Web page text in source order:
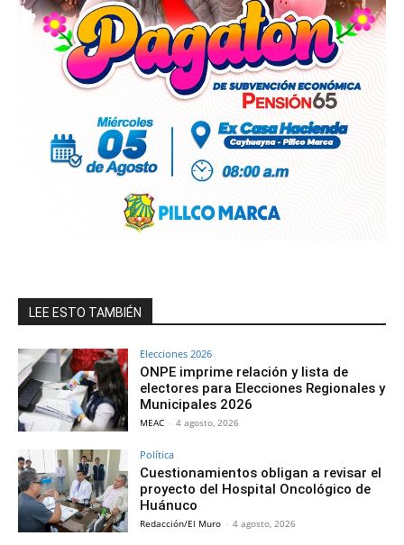
LEE ESTO TAMBIÉN
Elecciones 2026
ONPE imprime relación y lista de
electores para Elecciones Regionales y
Municipales 2026
MEAC - 4 agosto, 2026
Política
Cuestionamientos obligan a revisar el
proyecto del Hospital Oncológico de
Huánuco
Redacción/El Muro - 4 agosto, 2026